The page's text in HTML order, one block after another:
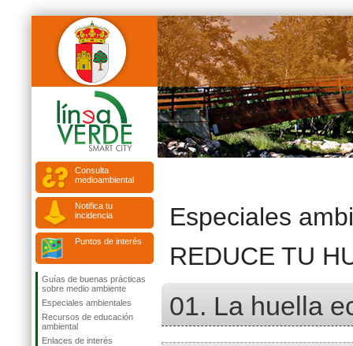
Consulta
medioambiental
Notifica tu
incidencia
Puntos de interés
Guías de buenas prácticas
sobre medio ambiente
Especiales ambientales
Recursos de educación
ambiental
Enlaces de interés
Especiales
REDUCE TU
01. La huella